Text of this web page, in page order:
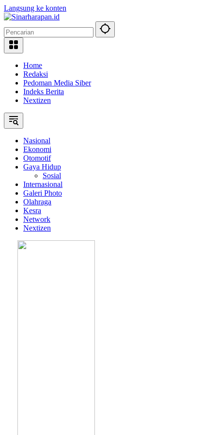
Langsung ke konten
Home
Redaksi
Pedoman Media Siber
Indeks Berita
Nextizen
Nasional
Ekonomi
Otomotif
Gaya Hidup
Sosial
Internasional
Galeri Photo
Olahraga
Kesra
Network
Nextizen